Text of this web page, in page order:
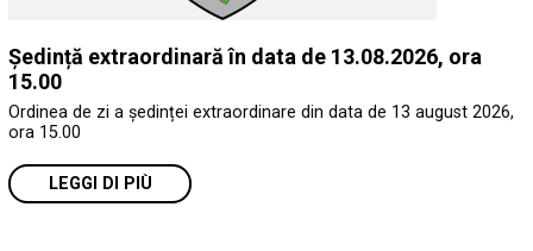
Ședință extraordinară în data de 13.08.2026, ora
15.00
Ordinea de zi a ședinței extraordinare din data de 13 august 2026,
ora 15.00
LEGGI DI PIÙ